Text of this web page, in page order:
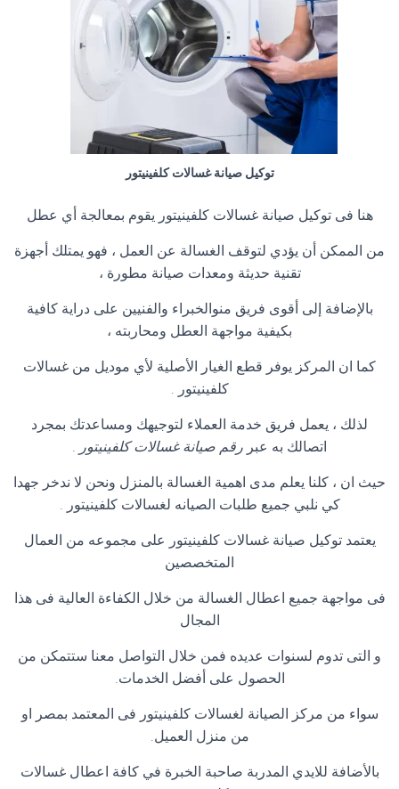
توكيل صيانة غسالات كلفينيتور
هنا فى توكيل صيانة غسالات كلفينيتور يقوم بمعالجة أي عطل
من الممكن أن يؤدي لتوقف الغسالة عن العمل ، فهو يمتلك أجهزة
تقنية حديثة ومعدات صيانة مطورة ،
بالإضافة إلى أقوى فريق منوالخبراء والفنيين على دراية كافية
بكيفية مواجهة العطل ومحاربته ،
كما ان المركز يوفر قطع الغيار الأصلية لأي موديل من غسالات
كلفينيتور .
لذلك ، يعمل فريق خدمة العملاء لتوجيهك ومساعدتك بمجرد
اتصالك به عبر رقم صيانة غسالات كلفينيتور .
حيث ان ، كلنا يعلم مدى اهمية الغسالة بالمنزل ونحن لا ندخر جهدا
كي نلبي جميع طلبات الصيانه لغسالات كلفينيتور .
يعتمد توكيل صيانة غسالات كلفينيتور على مجموعه من العمال
المتخصصين
فى مواجهة جميع اعطال الغسالة من خلال الكفاءة العالية فى هذا
المجال
و التى تدوم لسنوات عديده فمن خلال التواصل معنا ستتمكن من
الحصول على أفضل الخدمات.
سواء من مركز الصيانة لغسالات كلفينيتور فى المعتمد بمصر او
من منزل العميل.
بالأضافة للايدي المدربة صاحبة الخبرة في كافة اعطال غسالات